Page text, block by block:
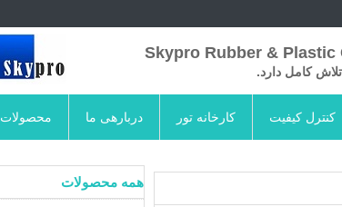
کامل دارد.
محصولات دربارهی ما کارخانه تور کنترل کیفیت
همه محصولات